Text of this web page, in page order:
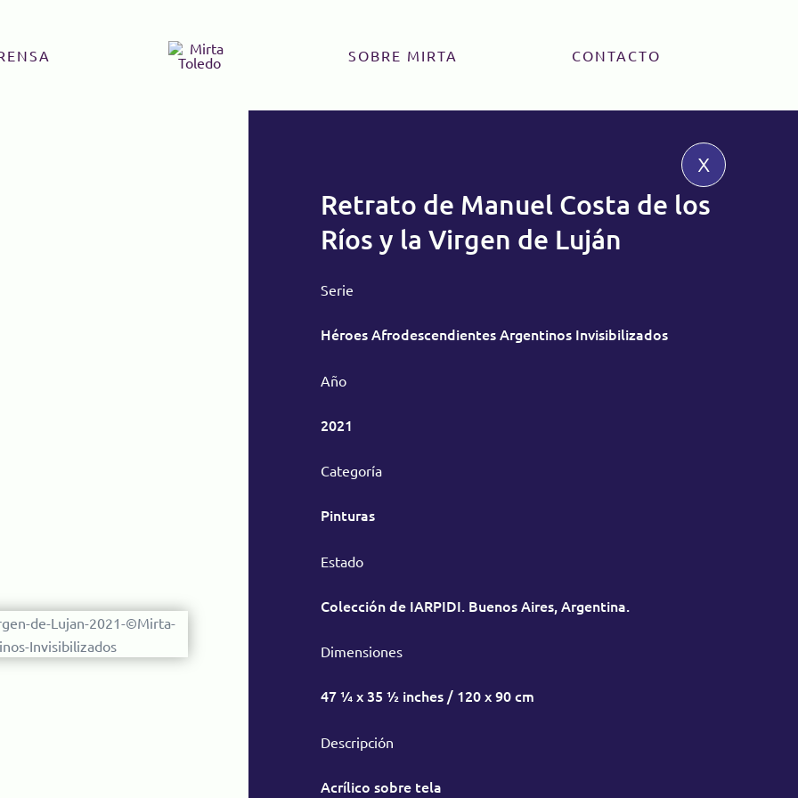
SOBRE MIRTA CONTACTO
x
Retrato de Manuel Costa de los
Ríos y la Virgen de Luján
Serie
Héroes Afrodescendientes Argentinos Invisibilizados
Año
2021
Categoría
Pinturas
Estado
Colección de IARPIDI. Buenos Aires, Argentina.
Dimensiones
47 ¼ x 35 ½ inches / 120 x 90 cm
Descripción
Acrílico sobre tela